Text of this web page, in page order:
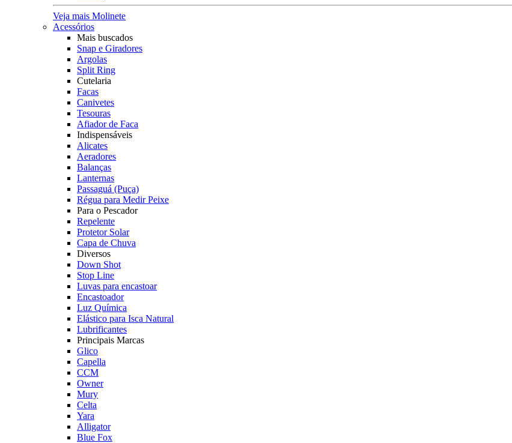
Veja mais Molinete
Acessórios
Mais buscados
Snap e Giradores
Argolas
Split Ring
Cutelaria
Facas
Canivetes
Tesouras
Afiador de Faca
Indispensáveis
Alicates
Aeradores
Balanças
Lanternas
Passaguá (Puça)
Régua para Medir Peixe
Para o Pescador
Repelente
Protetor Solar
Capa de Chuva
Diversos
Down Shot
Stop Line
Luvas para encastoar
Encastoador
Luz Química
Elástico para Isca Natural
Lubrificantes
Principais Marcas
Glico
Capella
CCM
Owner
Mury
Celta
Yara
Alligator
Blue Fox